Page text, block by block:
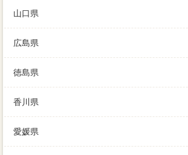
山口県
広島県
徳島県
香川県
愛媛県